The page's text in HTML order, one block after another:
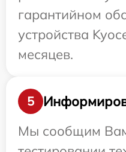
гарантийном
устройства
месяцев.
5
Мы сообщим